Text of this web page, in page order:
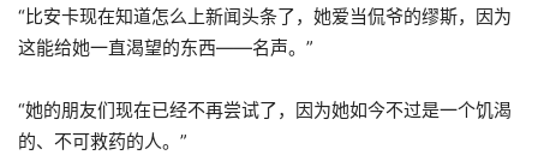
“比安卡现在知道怎么上新闻头条了，她爱当侃爷的缪斯，因为
这能给她一直渴望的东西——名声。”
“她的朋友们现在已经不再尝试了，因为她如今不过是一个饥渴
的、不可救药的人。”